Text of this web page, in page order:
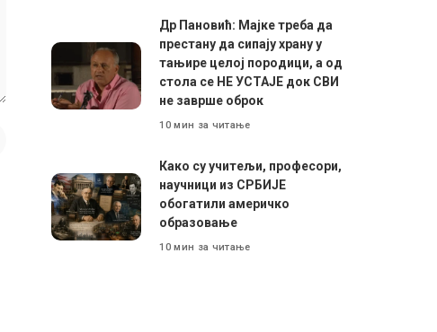
Др Пановић: Мајке треба да
престану да сипају храну у
тањире целој породици, а од
стола се НЕ УСТАЈЕ док СВИ
не заврше оброк
10 мин за читање
Како су учитељи, професори,
научници из СРБИЈЕ
обогатили америчко
образовање
10 мин за читање